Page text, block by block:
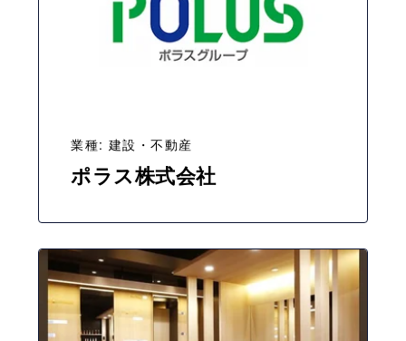
業種: 建設・不動産
ポラス株式会社